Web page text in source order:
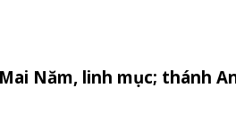
Năm, linh mục; thánh